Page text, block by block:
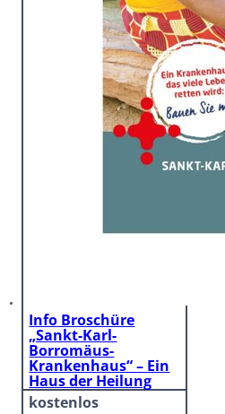
Info Broschüre
„Sankt-Karl-
Borromäus-
Krankenhaus“ – Ein
Haus der Heilung
kostenlos